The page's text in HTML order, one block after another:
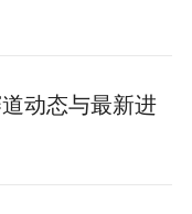
动态与最新进